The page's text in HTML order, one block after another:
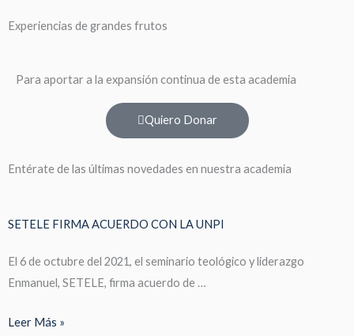
Experiencias de grandes frutos
Para aportar a la expansión continua de esta academia
Quiero Donar
Entérate de las últimas novedades en nuestra academia
SETELE FIRMA ACUERDO CON LA UNPI
El 6 de octubre del 2021, el seminario teológico y liderazgo
Enmanuel, SETELE, firma acuerdo de …
Leer Más »